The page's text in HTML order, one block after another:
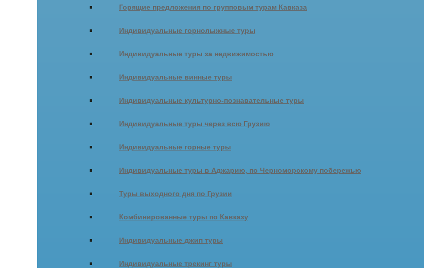
Горящие предложения по групповым турам Кавказа
Индивидуальные горнолыжные туры
Индивидуальные туры за недвижимостью
Индивидуальные винные туры
Индивидуальные культурно-познавательные туры
Индивидуальные туры через всю Грузию
Индивидуальные горные туры
Индивидуальные туры в Аджарию, по Черноморскому побережью
Туры выходного дня по Грузии
Комбинированные туры по Кавказу
Индивидуальные джип туры
Индивидуальные трекинг туры